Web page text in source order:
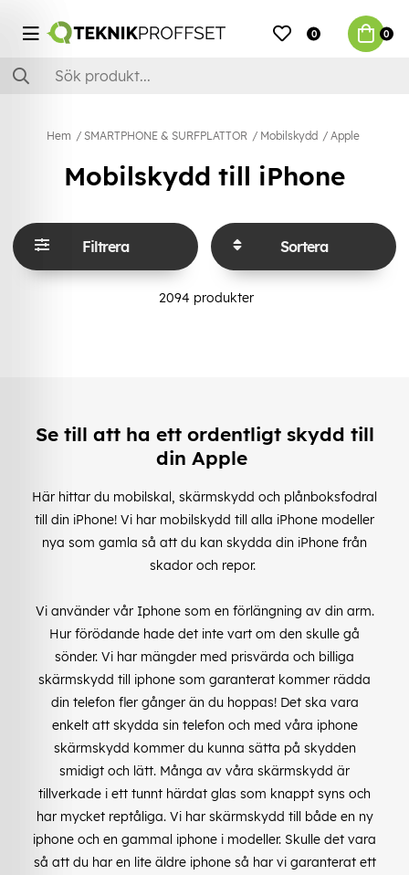
0 0
Hem SMARTPHONE & SURFPLATTOR Mobilskydd Apple
Mobilskydd till iPhone
Filtrera Sortera
2094 produkter
Se till att ha ett ordentligt skydd till
din Apple
Här hittar du mobilskal, skärmskydd och plånboksfodral
till din iPhone! Vi har mobilskydd till alla iPhone modeller
nya som gamla så att du kan skydda din iPhone från
skador och repor.
Vi använder vår Iphone som en förlängning av din arm.
Hur förödande hade det inte vart om den skulle gå
sönder. Vi har mängder med prisvärda och billiga
skärmskydd till iphone som garanterat kommer rädda
din telefon fler gånger än du hoppas! Det ska vara
enkelt att skydda sin telefon och med våra iphone
skärmskydd kommer du kunna sätta på skydden
smidigt och lätt. Många av våra skärmskydd är
tillverkade i ett tunnt härdat glas som knappt syns och
har mycket reptåliga. Vi har skärmskydd till både en ny
iphone och en gammal iphone i modeller. Skulle det vara
så att du har en lite äldre iphone så har vi garanterat ett